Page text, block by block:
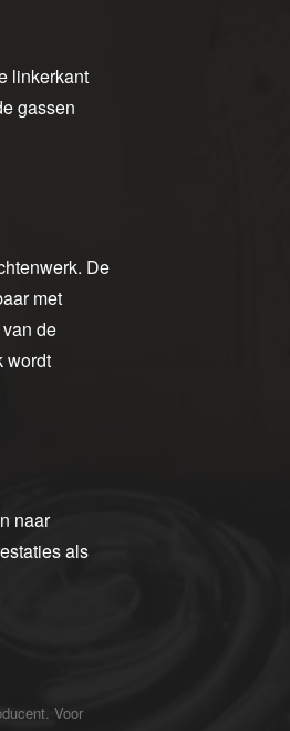
linkerkant
gassen
De
met
de
wordt
naar
als
Voor